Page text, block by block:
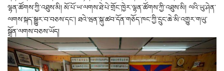
ལྷན་ཚོགས་ཀྱི་འཐུས་མི། མོ་པོ་ཡ་ལགས་ཐེ་པེ་གྲོང་ཁྱེར་ལྷན་ཚོགས་ཀྱི་འཐུས་མི། ལའི་ཡུ་ཤེན་
ལགས་སྐད་སྒྱུར་བ་བཅས་དང་། ཐའེ་ཝན་སྐུ་ཚབ་དོན་གཅོད་ཁང་ཀྱི་དྲུང་ཆེ་མི་འགྱུར་གཡུ་
སྒྲོན་ལགས་བཅས་ཡོད།